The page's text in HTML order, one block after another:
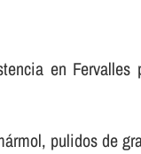
en Fervalles
pulidos de